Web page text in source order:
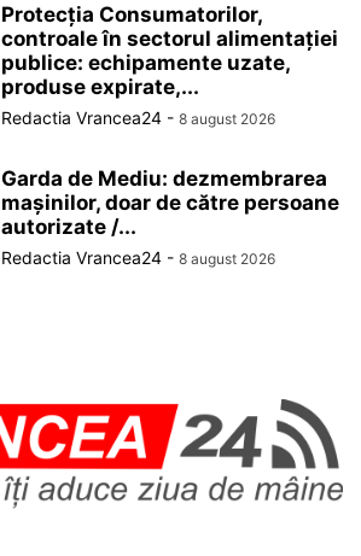
Protecția Consumatorilor,
controale în sectorul alimentației
publice: echipamente uzate,
produse expirate,...
Redactia Vrancea24 - 8 august 2026
Garda de Mediu: dezmembrarea
mașinilor, doar de către persoane
autorizate /...
Redactia Vrancea24 - 8 august 2026